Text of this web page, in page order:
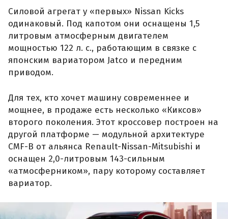
Силовой агрегат у «первых» Nissan Kicks
одинаковый. Под капотом они оснащены 1,5
литровым атмосферным двигателем
мощностью 122 л. с., работающим в связке с
японским вариатором Jatco и передним
приводом.
Для тех, кто хочет машину современнее и
мощнее, в продаже есть несколько «Киксов»
второго поколения. Этот кроссовер построен на
другой платформе — модульной архитектуре
CMF-B от альянса Renault-Nissan-Mitsubishi и
оснащен 2,0-литровым 143-сильным
«атмосферником», пару которому составляет
вариатор.